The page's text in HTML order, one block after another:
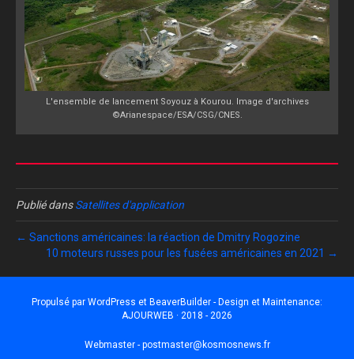
L'ensemble de lancement Soyouz à Kourou. Image d'archives
©Arianespace/ESA/CSG/CNES.
Publié dansSatellites d'application
← Sanctions américaines: la réaction de Dmitry Rogozine
10 moteurs russes pour les fusées américaines en 2021 →
Propulsé par WordPress et BeaverBuilder - Design et Maintenance:
AJOURWEB · 2018 - 2026
Webmaster - postmaster@kosmosnews.fr